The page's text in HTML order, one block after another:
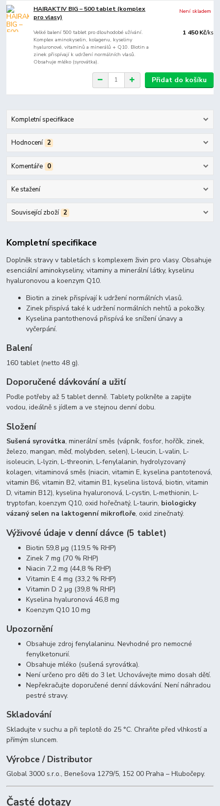
HAIRAKTIV BIG – 500 tablet (komplex
pro vlasy)
Velké balení 500 tablet pro dlouhodobé užívání.
Komplex aminokyselin, kolagenu, kyseliny
hyaluronové, vitaminů a minerálů + Q10. Biotin a
zinek přispívají k udržení normálních vlasů.
Obsahuje mléko (syrovátka).
1 450 Kč/ks
Není skladem
Přidat do košíku
Kompletní specifikace
Hodnocení 2
Komentáře 0
Ke stažení
Související zboží 2
Kompletní specifikace
Doplněk stravy v tabletách s komplexem živin pro vlasy. Obsahuje
esenciální aminokyseliny, vitaminy a minerální látky, kyselinu
hyaluronovou a koenzym Q10.
Biotin a zinek přispívají k udržení normálních vlasů.
Zinek přispívá také k udržení normálních nehtů a pokožky.
Kyselina pantothenová přispívá ke snížení únavy a
vyčerpání.
Balení
160 tablet (netto 48 g).
Doporučené dávkování a užití
Podle potřeby až 5 tablet denně. Tablety polkněte a zapijte
vodou, ideálně s jídlem a ve stejnou denní dobu.
Složení
Sušená syrovátka, minerální směs (vápník, fosfor, hořčík, zinek,
železo, mangan, měď, molybden, selen), L-leucin, L-valin, L-
isoleucin, L-lyzin, L-threonin, L-fenylalanin, hydrolyzovaný
kolagen, vitaminová směs (niacin, vitamin E, kyselina pantotenová,
vitamin B6, vitamin B2, vitamin B1, kyselina listová, biotin, vitamin
D, vitamin B12), kyselina hyaluronová, L-cystin, L-methionin, L-
tryptofan, koenzym Q10, oxid hořečnatý, L-taurin, biologicky
vázaný selen na laktogenní mikrofloře, oxid zinečnatý.
Výživové údaje v denní dávce (5 tablet)
Biotin 59,8 μg (119,5 % RHP)
Zinek 7 mg (70 % RHP)
Niacin 7,2 mg (44,8 % RHP)
Vitamin E 4 mg (33,2 % RHP)
Vitamin D 2 μg (39,8 % RHP)
Kyselina hyaluronová 46,8 mg
Koenzym Q10 10 mg
Upozornění
Obsahuje zdroj fenylalaninu. Nevhodné pro nemocné
fenylketonurií.
Obsahuje mléko (sušená syrovátka).
Není určeno pro děti do 3 let. Uchovávejte mimo dosah dětí.
Nepřekračujte doporučené denní dávkování. Není náhradou
pestré stravy.
Skladování
Skladujte v suchu a při teplotě do 25 °C. Chraňte před vlhkostí a
přímým sluncem.
Výrobce / Distributor
Global 3000 s.r.o., Benešova 1279/5, 152 00 Praha – Hlubočepy.
Časté dotazy